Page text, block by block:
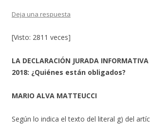
Deja una respuesta
[Visto: 2811 veces]
LA DECLARACIÓN JURADA
2018: ¿Quiénes están obligados?
MARIO ALVA MATTEUCCI
Según lo indica el texto del literal g) del